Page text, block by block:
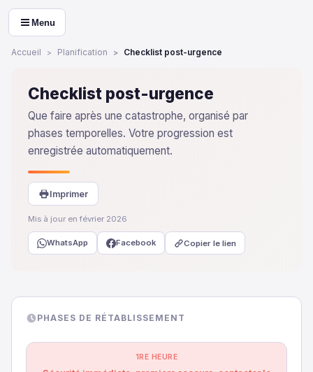
Menu
Accueil Planification Checklist post-urgence
Checklist post-urgence
Que faire après une catastrophe, organisé par
phases temporelles. Votre progression est
enregistrée automatiquement.
Imprimer
Mis à jour en février 2026
WhatsApp Facebook Copier le lien
PHASES DE RÉTABLISSEMENT
1RE HEURE